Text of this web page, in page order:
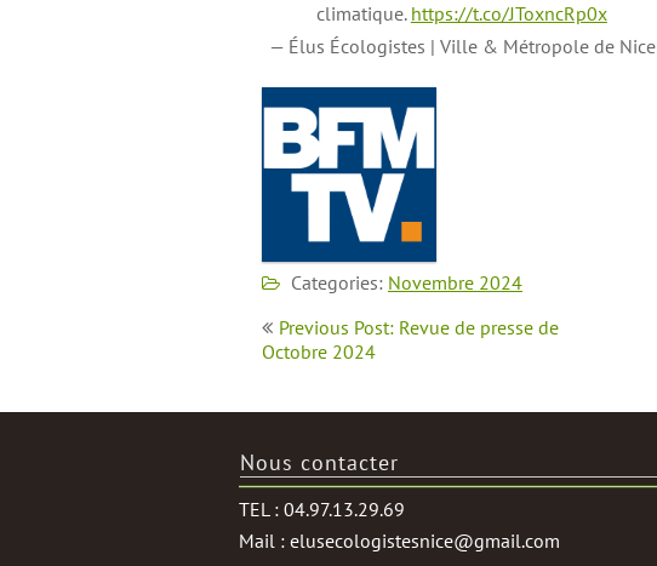
climatique. https://t.co/JToxncRp0x
— Élus Écologistes | Ville & Métropole de Nice
Categories: Novembre 2024
Navigation
de
Previous Post: Revue de presse de
Octobre 2024
Nous contacter
TEL : 04.97.13.29.69
Mail : elusecologistesnice@gmail.com